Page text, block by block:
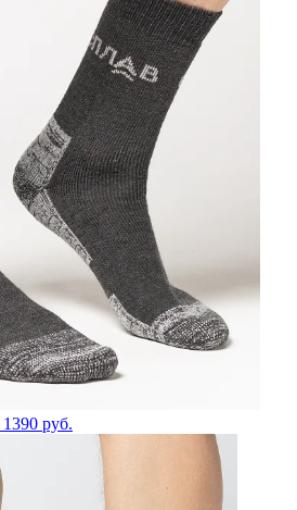
1390 руб.